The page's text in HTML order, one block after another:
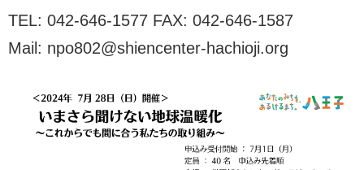
TEL: 042-646-1577 FAX: 042-646-1587
Mail: npo802@shiencenter-hachioji.org